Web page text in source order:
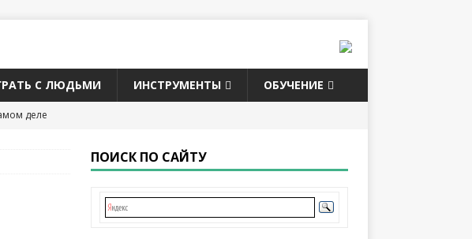
С ЛЮДЬМИ ИНСТРУМЕНТЫ ОБУЧЕНИЕ
деле
ПОИСК ПО САЙТУ